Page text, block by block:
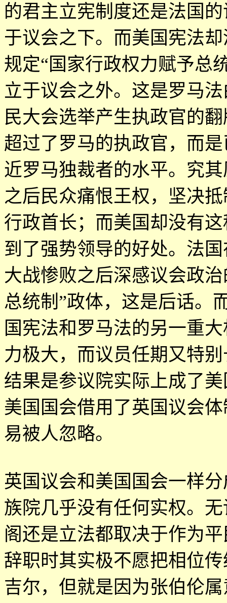
的君主立宪制度还是法国
于议会之下。而美国宪法
规定“国家行政权力赋予总
立于议会之外。这是罗马
民大会选举产生执政官的
超过了罗马的执政官，而
近罗马独裁者的水平。究
之后民众痛恨王权，坚决
行政首长；而美国却没有
到了强势领导的好处。法
大战惨败之后深感议会政
总统制”政体，这是后话。
国宪法和罗马法的另一重
力极大，而议员任期又特
结果是参议院实际上成了
美国国会借用了英国议会
易被人忽略。
英国议会和美国国会一样
族院几乎没有任何实权。
阁还是立法都取决于作为
辞职时其实极不愿把相位
吉尔，但就是因为张伯伦